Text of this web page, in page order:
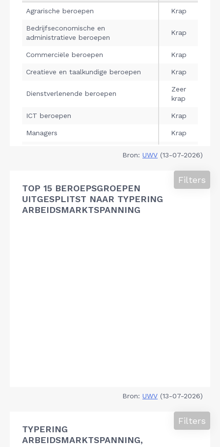
Bron: UWV (13-07-2026)
TOP 15 BEROEPSGROEPEN
UITGESPLITST NAAR TYPERING
ARBEIDSMARKTSPANNING
Filters
Bron: UWV (13-07-2026)
TYPERING
ARBEIDSMARKTSPANNING,
Filters